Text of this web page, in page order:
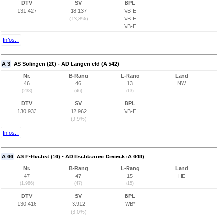
DTV
131.427
SV
18.137
(13,8%)
BPL
VB-E
VB-E
VB-E
Infos...
A 3 AS Solingen (20) - AD Langenfeld (A 542)
Nr.
46
(238)
B-Rang
46
(46)
L-Rang
13
(13)
Land
NW
DTV
130.933
SV
12.962
(9,9%)
BPL
VB-E
Infos...
A 66 AS F-Höchst (16) - AD Eschborner Dreieck (A 648)
Nr.
47
(1.986)
B-Rang
47
(47)
L-Rang
15
(15)
Land
HE
DTV
130.416
SV
3.912
(3,0%)
BPL
WB*